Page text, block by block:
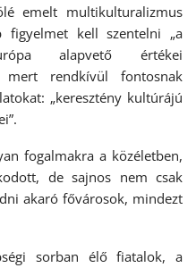
emelt multikulturalizmus
figyelmet kell szentelni „a
alapvető értékei
mert rendkívül fontosnak
„keresztény kultúrájú
fogalmakra a közéletben,
de sajnos nem csak
akaró fővárosok, mindezt
sorban élő fiatalok, a